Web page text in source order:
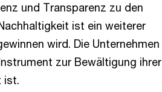
und Transparenz zu den
ist ein weiterer
wird. Die Unternehmen
zur Bewältigung ihrer
ist.